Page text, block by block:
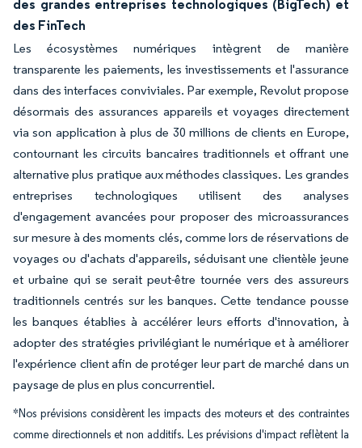
des grandes entreprises technologiques (BigTech) et
des FinTech
Les écosystèmes numériques intègrent de manière
transparente les paiements, les investissements et l'assurance
dans des interfaces conviviales. Par exemple, Revolut propose
désormais des assurances appareils et voyages directement
via son application à plus de 30 millions de clients en Europe,
contournant les circuits bancaires traditionnels et offrant une
alternative plus pratique aux méthodes classiques. Les grandes
entreprises technologiques utilisent des analyses
d'engagement avancées pour proposer des microassurances
sur mesure à des moments clés, comme lors de réservations de
voyages ou d'achats d'appareils, séduisant une clientèle jeune
et urbaine qui se serait peut-être tournée vers des assureurs
traditionnels centrés sur les banques. Cette tendance pousse
les banques établies à accélérer leurs efforts d'innovation, à
adopter des stratégies privilégiant le numérique et à améliorer
l'expérience client afin de protéger leur part de marché dans un
paysage de plus en plus concurrentiel.
*Nos prévisions considèrent les impacts des moteurs et des contraintes
comme directionnels et non additifs. Les prévisions d'impact reflètent la